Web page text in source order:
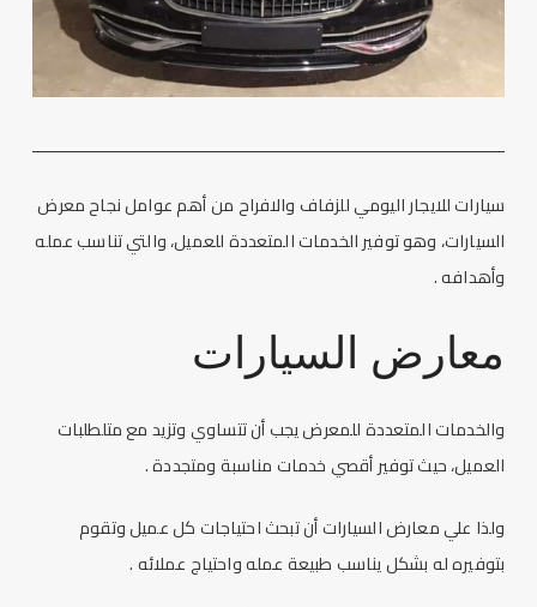
سيارات للايجار اليوميللزفاف والافراح من أهم عوامل نجاح معرض
السيارات، وهو توفير الخدمات المتعددة للعميل، والتي تناسب عمله
وأهدافه .
معارض السيارات
والخدمات المتعددة للمعرض يجب أن تتساوي وتزيد مع متلطلبات
العميل، حيث توفير أقصي خدمات مناسبة ومتجددة .
ولذا علي معارض السيارات أن تبحث احتياجات كل عميل وتقوم
بتوفيره له بشكل يناسب طبيعة عمله واحتياج عملائه .